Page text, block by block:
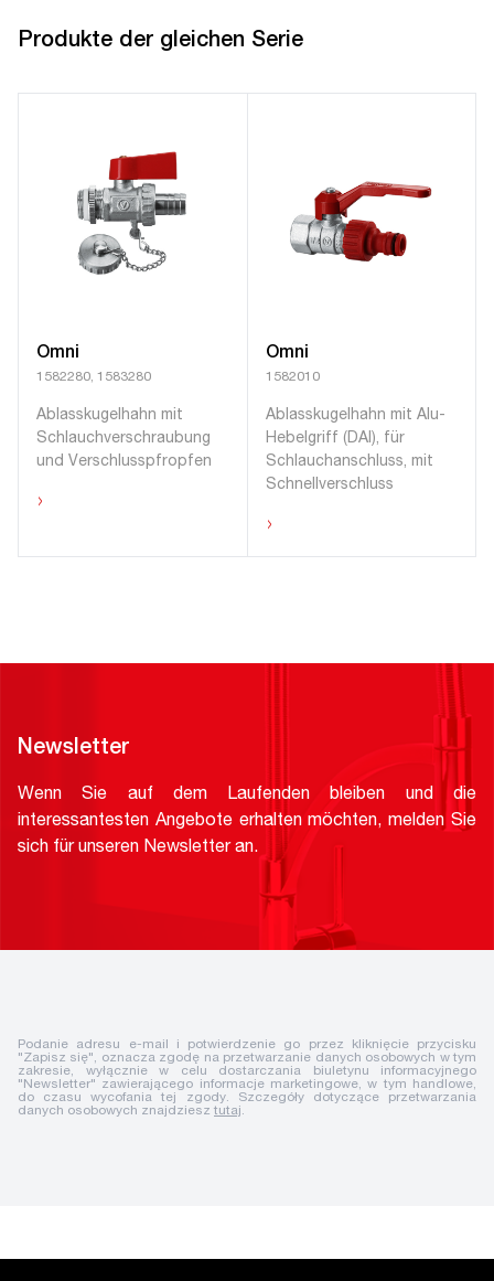
Produkte der gleichen Serie
Omni
1582280, 1583280
Ablasskugelhahn mit
Schlauchverschraubung
und Verschlusspfropfen
›
Omni
1582010
Ablasskugelhahn mit Alu-
Hebelgriff (DAI), für
Schlauchanschluss, mit
Schnellverschluss
›
Newsletter
Wenn Sie auf dem Laufenden bleiben und die
interessantesten Angebote erhalten möchten, melden Sie
sich für unseren Newsletter an.
Podanie adresu e-mail i potwierdzenie go przez kliknięcie przycisku
"Zapisz się", oznacza zgodę na przetwarzanie danych osobowych w tym
zakresie, wyłącznie w celu dostarczania biuletynu informacyjnego
"Newsletter" zawierającego informacje marketingowe, w tym handlowe,
do czasu wycofania tej zgody. Szczegóły dotyczące przetwarzania
danych osobowych znajdziesz tutaj.